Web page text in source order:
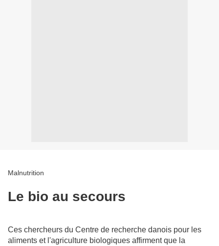
Malnutrition
Le bio au secours
Ces chercheurs du Centre de recherche danois pour les
aliments et l'agriculture biologiques affirment que la